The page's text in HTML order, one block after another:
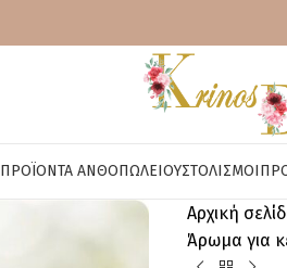
ΠΡΟΪΌΝΤΑ ΑΝΘΟΠΩΛΕΊΟΥΣΤΟΛΙΣΜΟΊ
Αρχική
Άρωμα για